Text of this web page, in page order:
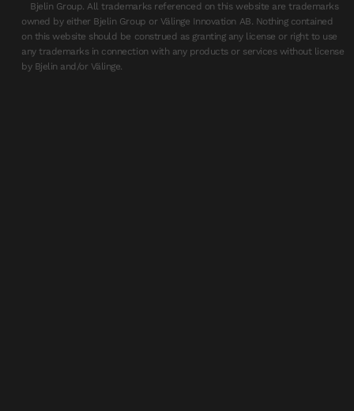
Bjelin Group. All trademarks referenced on this website are trademarks
owned by either Bjelin Group or Välinge Innovation AB. Nothing contained
on this website should be construed as granting any license or right to use
any trademarks in connection with any products or services without license
by Bjelin and/or Välinge.